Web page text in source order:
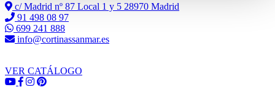
c/ Madrid nº 87 Local 1 y 5 28970 Madrid
91 498 08 97
699 241 888
info@cortinassanmar.es
VER CATÁLOGO